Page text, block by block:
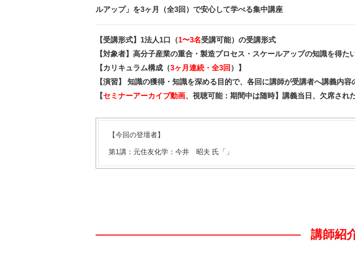
ルアップ」を3ヶ月（全3回）で安心して学べる集中講座
【受講形式】1法人1口（1〜3名受講可能）の受講形式
【対象者】高分子産業の重合・製造プロセス・スケールアップの知識を得た
【カリキュラム構成（3ヶ月連続・全3回 ）】
【演習】 知識の獲得・知識を深める目的で、各回に講師が受講者へ講義内容
【セミナーアーカイブ動画、視聴可能：期間中は随時】講義当日、欠席され
【今回の登壇者】
第1講：元住友化学：今井 昭夫 氏「」
講師紹